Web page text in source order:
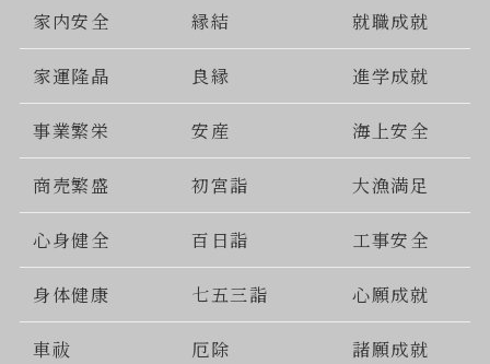
家内安全 縁結 就職成就
家運隆晶 良縁 進学成就
事業繁栄 安産 海上安全
商売繁盛 初宮詣 大漁満足
心身健全 百日詣 工事安全
身体健康 七五三詣 心願成就
車祓 厄除 諸願成就